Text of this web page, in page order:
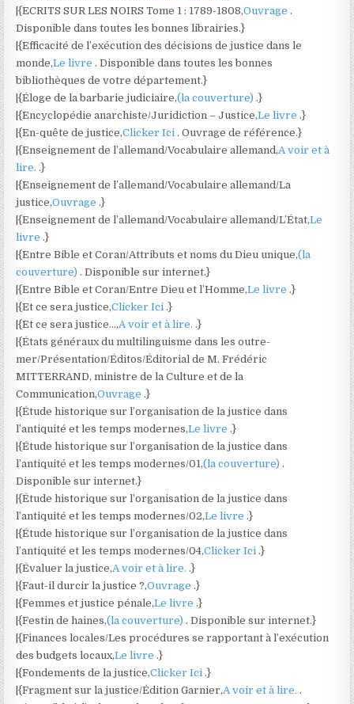
|{ECRITS SUR LES NOIRS Tome 1 : 1789-1808,Ouvrage .
Disponible dans toutes les bonnes librairies.}
|{Efficacité de l’exécution des décisions de justice dans le
monde,Le livre . Disponible dans toutes les bonnes
bibliothèques de votre département.}
|{Éloge de la barbarie judiciaire,(la couverture) .}
|{Encyclopédie anarchiste/Juridiction – Justice,Le livre .}
|{En-quête de justice,Clicker Ici . Ouvrage de référence.}
|{Enseignement de l’allemand/Vocabulaire allemand,A voir et à
lire. .}
|{Enseignement de l’allemand/Vocabulaire allemand/La
justice,Ouvrage .}
|{Enseignement de l’allemand/Vocabulaire allemand/L’État,Le
livre .}
|{Entre Bible et Coran/Attributs et noms du Dieu unique,(la
couverture) . Disponible sur internet.}
|{Entre Bible et Coran/Entre Dieu et l’Homme,Le livre .}
|{Et ce sera justice,Clicker Ici .}
|{Et ce sera justice…,A voir et à lire. .}
|{États généraux du multilinguisme dans les outre-
mer/Présentation/Éditos/Éditorial de M. Frédéric
MITTERRAND, ministre de la Culture et de la
Communication,Ouvrage .}
|{Étude historique sur l’organisation de la justice dans
l’antiquité et les temps modernes,Le livre .}
|{Étude historique sur l’organisation de la justice dans
l’antiquité et les temps modernes/01,(la couverture) .
Disponible sur internet.}
|{Étude historique sur l’organisation de la justice dans
l’antiquité et les temps modernes/02,Le livre .}
|{Étude historique sur l’organisation de la justice dans
l’antiquité et les temps modernes/04,Clicker Ici .}
|{Évaluer la justice,A voir et à lire. .}
|{Faut-il durcir la justice ?,Ouvrage .}
|{Femmes et justice pénale,Le livre .}
|{Festin de haines,(la couverture) . Disponible sur internet.}
|{Finances locales/Les procédures se rapportant à l’exécution
des budgets locaux,Le livre .}
|{Fondements de la justice,Clicker Ici .}
|{Fragment sur la justice/Édition Garnier,A voir et à lire. .